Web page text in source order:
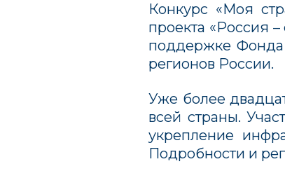
Конкурс «Моя
проекта «Россия
поддержке Фонда
регионов России.
Уже более
всей страны.
укрепление
Подробности и